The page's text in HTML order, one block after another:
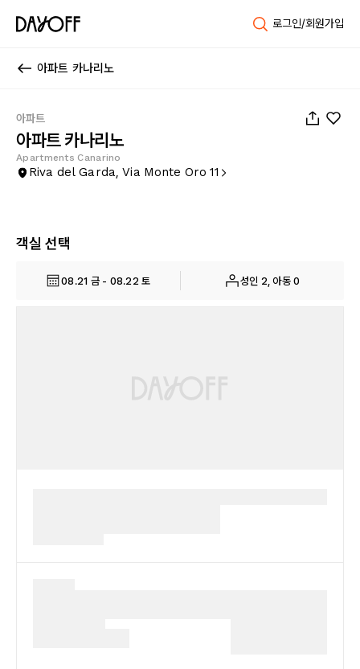
로그인/회원가입
아파트 카나리노
아파트
아파트 카나리노
Apartments Canarino
Riva del Garda, Via Monte Oro 11
객실 선택
08.21 금 - 08.22 토 성인 2, 아동 0